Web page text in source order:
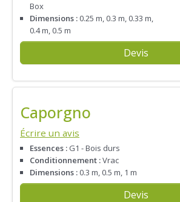
Box
Dimensions : 0.25 m, 0.3 m, 0.33 m,
0.4 m, 0.5 m
Devis
Caporgno
Écrire un avis
Essences : G1 - Bois durs
Conditionnement :Vrac
Dimensions : 0.3 m, 0.5 m, 1 m
Devis